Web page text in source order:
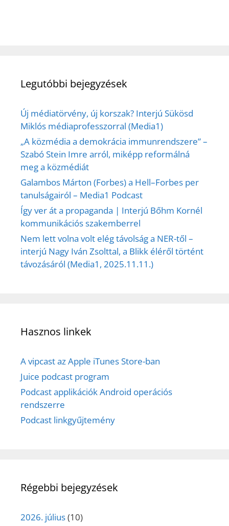
Legutóbbi bejegyzések
Új médiatörvény, új korszak? Interjú Sükösd
Miklós médiaprofesszorral (Media1)
„A közmédia a demokrácia immunrendszere” –
Szabó Stein Imre arról, miképp reformálná
meg a közmédiát
Galambos Márton (Forbes) a Hell–Forbes per
tanulságairól – Media1 Podcast
Így ver át a propaganda | Interjú Bőhm Kornél
kommunikációs szakemberrel
Nem lett volna volt elég távolság a NER-től –
interjú Nagy Iván Zsolttal, a Blikk éléről történt
távozásáról (Media1, 2025.11.11.)
Hasznos linkek
A vipcast az Apple iTunes Store-ban
Juice podcast program
Podcast applikációk Android operációs
rendszerre
Podcast linkgyűjtemény
Régebbi bejegyzések
2026. július(10)